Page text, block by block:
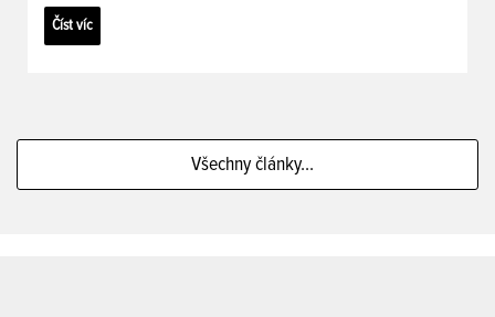
Číst víc
Všechny články...